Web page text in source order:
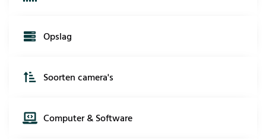
Opslag
Soorten camera's
Computer & Software